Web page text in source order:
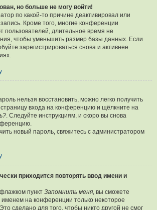
но больше не могу войти!
по какой-то причине деактивировал или
Кроме того, многие конференции
пользователей, длительное время не
чтобы уменьшить размер базы данных. Если
зарегистрироваться снова и активнее
нельзя восстановить, можно легко получить
входа на конференцию и щёлкните на
. Следуйте инструкциям, и скоро вы снова
новый пароль, свяжитесь с администратором
приходится повторять ввод имени и
пункт Запомнить меня, вы сможете
именем на конференции только некоторое
сделано для того, чтобы никто другой не смог